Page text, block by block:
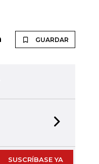
GUARDAR
SUSCRÍBASE YA